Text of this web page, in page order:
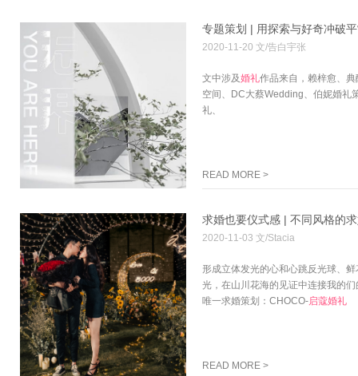
专题策划 | 用探索与好奇冲破
2020-11-20 文/告白宇张
文中涉及婚礼作品来自，赖梓愈、
空间、DC大蔡Wedding、伯妮婚礼
礼、
READ MORE >
求婚也要仪式感 | 不同风格的
2020-11-03 文/Stacia
形成立体发光的心和心跳反光球、
光，在山川花海的见证中连接我的
唯一求婚策划：CHOCO-启蔻婚礼
READ MORE >